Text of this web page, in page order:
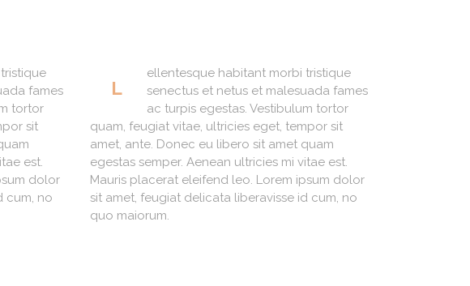
fames
tortor
sit
est.
dolor
cum, no
L
ellentesque habitant morbi tristique
senectus et netus et malesuada fames
ac turpis egestas. Vestibulum tortor
quam, feugiat vitae, ultricies eget, tempor sit
amet, ante. Donec eu libero sit amet quam
egestas semper. Aenean ultricies mi vitae est.
Mauris placerat eleifend leo. Lorem ipsum dolor
sit amet, feugiat delicata liberavisse id cum, no
quo maiorum.